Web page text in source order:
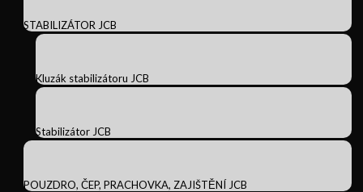
STABILIZÁTOR JCB
Kluzák stabilizátoru JCB
Stabilizátor JCB
POUZDRO, ČEP, PRACHOVKA, ZAJIŠTĚNÍ JCB